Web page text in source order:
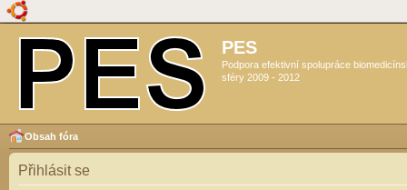
PES
Podpora efektivní spolupráce
sféry 2009 - 2012
Obsah fóra
Přihlásit se